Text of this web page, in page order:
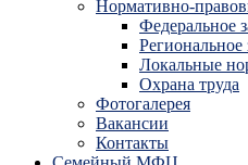
Нормативно-
Федеральное
Региональное
Локальные
Охрана труда
Фотогалерея
Вакансии
Контакты